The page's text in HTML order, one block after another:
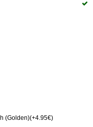
(Golden)(+4.95€)